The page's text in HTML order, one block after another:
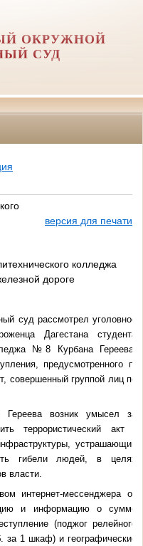
ОКРУЖНОЙ
СУД
версия для печати
колледжа
дороге
суд рассмотрел уголовное
Дагестана студента
№8 Курбана Гереева,
предусмотренного п.
совершенный группой лиц по
возник умысел за
террористический акт -
устрашающий
гибели людей, в целях
власти.
интернет-мессенджера от
и информацию о сумме
(поджог релейного
1 шкаф) и географические